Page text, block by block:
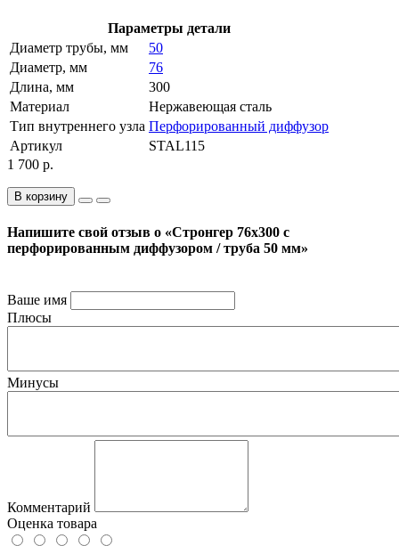
Параметры детали
Диаметр трубы, мм
50
Диаметр, мм
76
Длина, мм
300
Материал
Нержавеющая сталь
Тип внутреннего узла Перфорированный диффузор
Артикул
STAL115
1 700 р.
В корзину
Напишите свой отзыв о «Стронгер 76x300 с
перфорированным диффузором / труба 50 мм»
Ваше имя
Плюсы
Минусы
Комментарий
Оценка товара